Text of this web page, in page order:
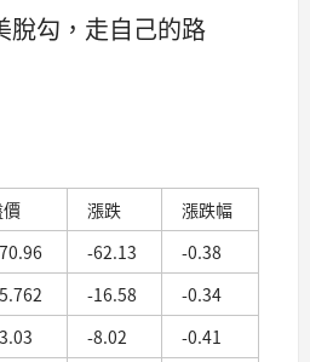
脫勾，走自己的路
漲跌
漲跌幅
-62.13
-0.38
-16.58
-0.34
-8.02
-0.41